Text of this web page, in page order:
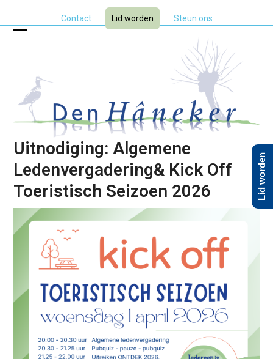
Contact Lid worden Steun ons
menu
menu
Uitnodiging: Algemene
Ledenvergadering& Kick Off
Toeristisch Seizoen 2026
Lid worden